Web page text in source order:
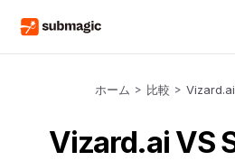
ホーム > 比較 >
Vizard.ai VS